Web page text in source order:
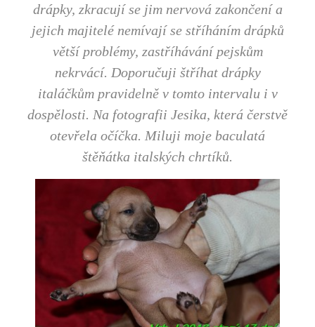
drápky, zkracují se jim nervová zakončení a
jejich majitelé nemívají se stříháním drápků
větší problémy, zastříhávání pejskům
nekrvácí. Doporučuji štříhat drápky
italáčkům pravidelně v tomto intervalu i v
dospělosti. Na fotografii Jesika, která čerstvě
otevřela očíčka. Miluji moje baculatá
štěňátka italských chrtíků.